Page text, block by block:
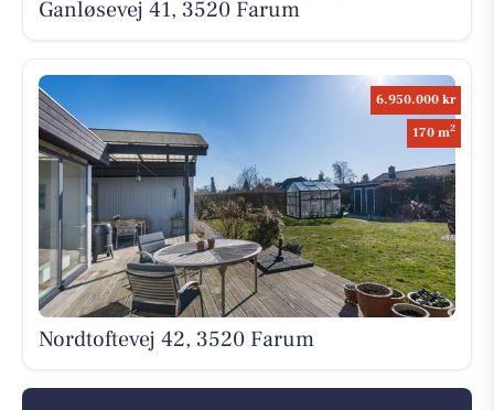
Ganløsevej 41, 3520 Farum
6.950.000 kr
170 m2
Nordtoftevej 42, 3520 Farum